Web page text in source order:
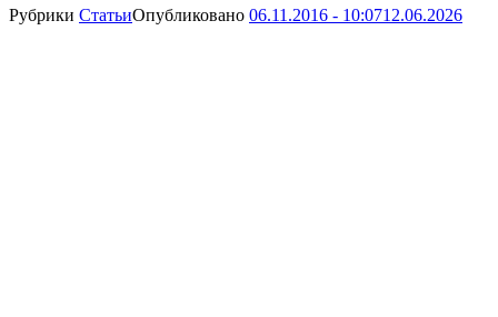
Рубрики СтатьиОпубликовано 06.11.2016 - 10:0712.06.2026